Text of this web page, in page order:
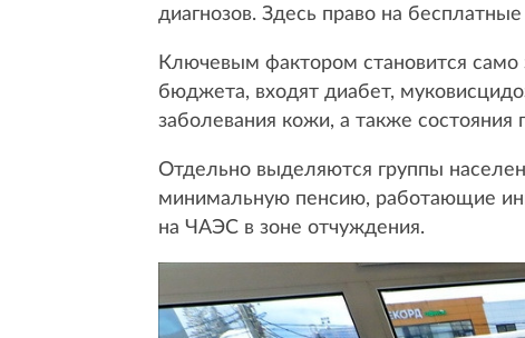
диагнозов. Здесь право на
Ключевым фактором становится само
бюджета, входят диабет,
заболевания кожи, а также состояния
Отдельно выделяются группы
минимальную пенсию, работающие
на ЧАЭС в зоне отчуждения.